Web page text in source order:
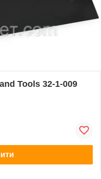
Tools 32-1-009